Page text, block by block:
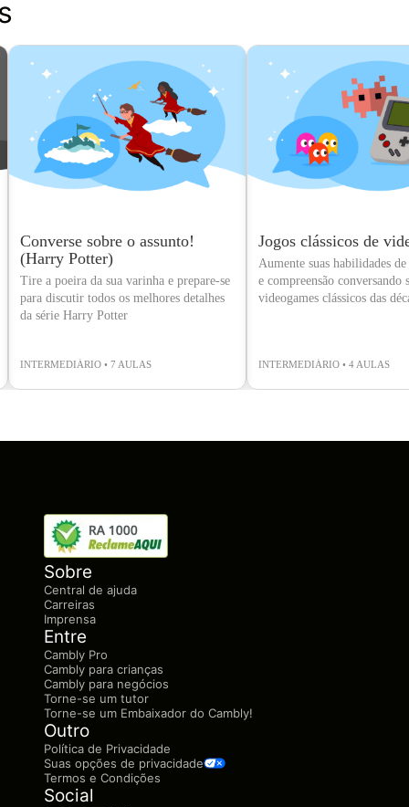
Converse sobre o assunto!
(Harry Potter)
Tire a poeira da sua varinha e prepare-se
para discutir todos os melhores detalhes
da série Harry Potter
INTERMEDIÁRIO • 7 AULAS
Jogos clássicos de
Aumente suas habilidades
e compreensão conversando
videogames clássicos das
INTERMEDIÁRIO • 4 AULAS
Sobre
Central de ajuda
Carreiras
Imprensa
Entre
Cambly Pro
Cambly para crianças
Cambly para negócios
Torne-se um tutor
Torne-se um Embaixador do Cambly!
Outro
Política de Privacidade
Suas opções de privacidade
Termos e Condições
Social